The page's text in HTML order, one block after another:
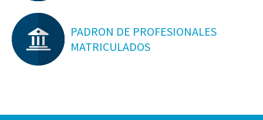
PADRON DE PROFESIONALES
MATRICULADOS